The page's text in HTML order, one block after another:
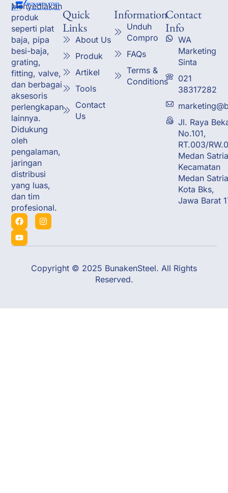
Menyediakan
produk
seperti plat
baja, pipa
besi-baja,
grating,
fitting, valve,
dan berbagai
aksesoris
perlengkapan
lainnya.
Didukung
oleh
pengalaman,
jaringan
distribusi
yang luas,
dan tim
profesional.
Quick
Links
About Us
Produk
Artikel
Tools
Contact
Us
Information
Unduh
Compro
FAQs
Terms &
Conditions
Contact
Info
WA
Marketing
Sinta
021
38317282
Jl. Raya
No.101,
RT.003/
Medan
Kecamatan
Medan
Kota Bks,
Jawa Barat
Copyright © 2025 BunakenSteel. All Rights
Reserved.